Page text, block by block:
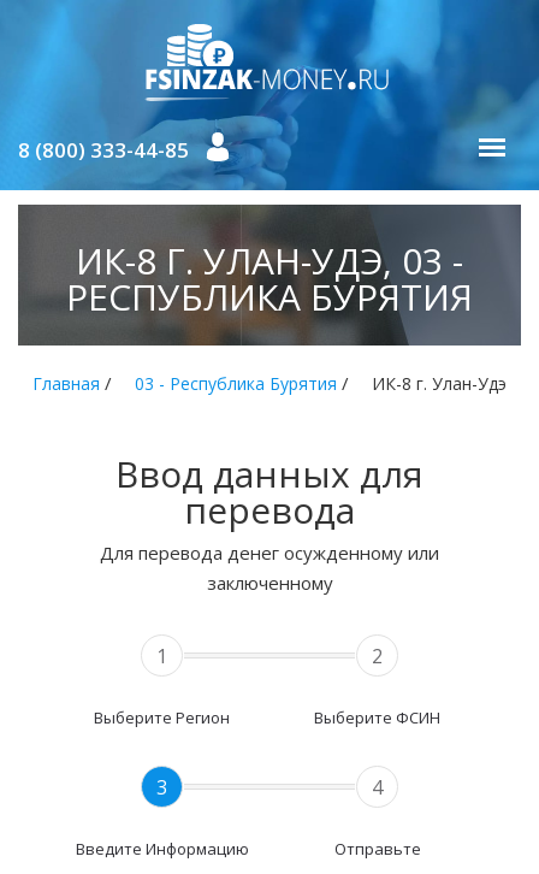
8 (800) 333-44-85
ИК-8 Г. УЛАН-УДЭ, 03 -
РЕСПУБЛИКА БУРЯТИЯ
Главная / 03 - Республика Бурятия / ИК-8 г. Улан-Удэ
Ввод данных для
перевода
Для перевода денег осужденному или
заключенному
1
Выберите Регион
2
Выберите ФСИН
3
Введите Информацию
4
Отправьте